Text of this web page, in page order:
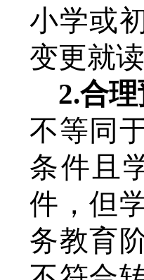
小学或
变更就
2.合理
不等同
条件且
件，但
务教育